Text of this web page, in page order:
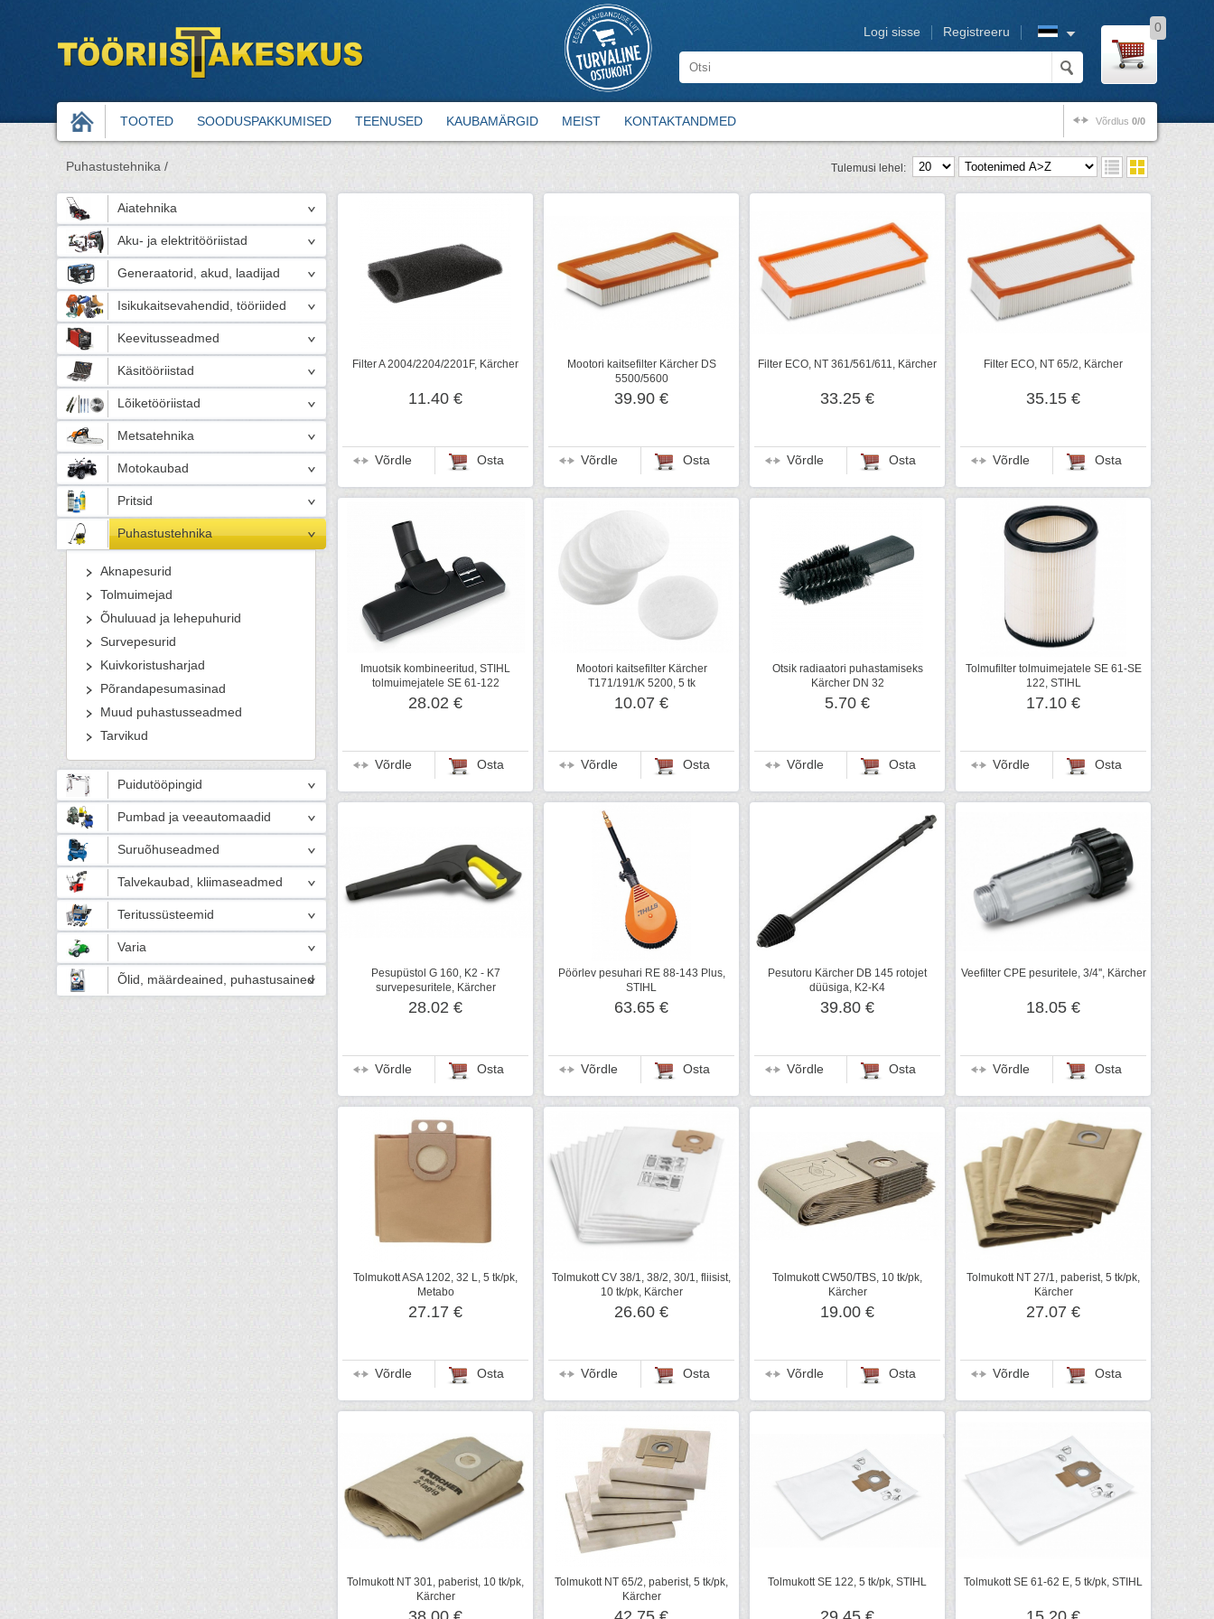
Registreeru
Logi sisse 0
TOOTED SOODUSPAKKUMISED TEENUSED KAUBAMÄRGID MEIST KONTAKTANDMED Võrdlus 0/0
Puhastustehnika / Tulemusi lehel:
Aiatehnika
Aku- ja elektritööriistad
Generaatorid, akud, laadijad
Isikukaitsevahendid, tööriided
Keevitusseadmed
Käsitööriistad
Lõiketööriistad
Metsatehnika
Motokaubad
Pritsid
Puhastustehnika
Aknapesurid
Tolmuimejad
Õhuluuad ja lehepuhurid
Survepesurid
Kuivkoristusharjad
Põrandapesumasinad
Muud puhastusseadmed
Tarvikud
Puidutööpingid
Pumbad ja veeautomaadid
Suruõhuseadmed
Talvekaubad, kliimaseadmed
Teritussüsteemid
Varia
Õlid, määrdeained, puhastusained
Filter A 2004/2204/2201F, Kärcher
11.40 €
Võrdle Osta
Mootori kaitsefilter Kärcher DS
5500/5600
39.90 €
Võrdle Osta
Filter ECO, NT 361/561/611, Kärcher
33.25 €
Võrdle Osta
Filter ECO, NT 65/2, Kärcher
35.15 €
Võrdle Osta
Imuotsik kombineeritud, STIHL
tolmuimejatele SE 61-122
28.02 €
Võrdle Osta
Mootori kaitsefilter Kärcher
T171/191/K 5200, 5 tk
10.07 €
Võrdle Osta
Otsik radiaatori puhastamiseks
Kärcher DN 32
5.70 €
Võrdle Osta
Tolmufilter tolmuimejatele SE 61-SE
122, STIHL
17.10 €
Võrdle Osta
Pesupüstol G 160, K2 - K7
survepesuritele, Kärcher
28.02 €
Võrdle Osta
Pöörlev pesuhari RE 88-143 Plus,
STIHL
63.65 €
Võrdle Osta
Pesutoru Kärcher DB 145 rotojet
düüsiga, K2-K4
39.80 €
Võrdle Osta
Veefilter CPE pesuritele, 3/4'', Kärcher
18.05 €
Võrdle Osta
Tolmukott ASA 1202, 32 L, 5 tk/pk,
Metabo
27.17 €
Võrdle Osta
Tolmukott CV 38/1, 38/2, 30/1, fliisist,
10 tk/pk, Kärcher
26.60 €
Võrdle Osta
Tolmukott CW50/TBS, 10 tk/pk,
Kärcher
19.00 €
Võrdle Osta
Tolmukott NT 27/1, paberist, 5 tk/pk,
Kärcher
27.07 €
Võrdle Osta
Tolmukott NT 301, paberist, 10 tk/pk,
Kärcher
Tolmukott NT 65/2, paberist, 5 tk/pk,
Kärcher
Tolmukott SE 122, 5 tk/pk, STIHL Tolmukott SE 61-62 E, 5 tk/pk, STIHL